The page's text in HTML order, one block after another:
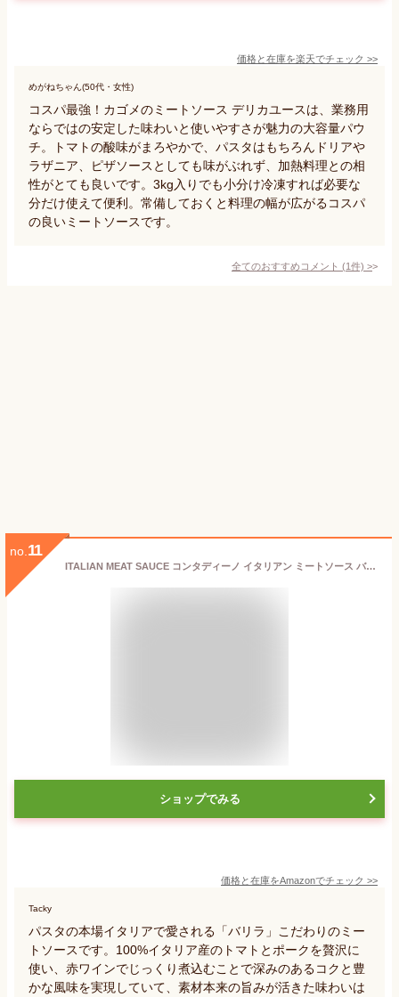
価格と在庫を楽天でチェック >>
めがねちゃん(50代・女性)
コスパ最強！カゴメのミートソース デリカユースは、業務用
ならではの安定した味わいと使いやすさが魅力の大容量パウ
チ。トマトの酸味がまろやかで、パスタはもちろんドリアや
ラザニア、ピザソースとしても味がぶれず、加熱料理との相
性がとても良いです。3kg入りでも小分け冷凍すれば必要な
分だけ使えて便利。常備しておくと料理の幅が広がるコスパ
の良いミートソースです。
全てのおすすめコメント (1件) >
no. 11
ITALIAN MEAT SAUCE コンタディーノ イタリアン ミートソース バリラ 900g（300gx3本）
ショップでみる
価格と在庫をAmazonでチェック >>
Tacky
パスタの本場イタリアで愛される「バリラ」こだわりのミー
トソースです。100%イタリア産のトマトとポークを贅沢に
使い、赤ワインでじっくり煮込むことで深みのあるコクと豊
かな風味を実現していて、素材本来の旨みが活きた味わいは